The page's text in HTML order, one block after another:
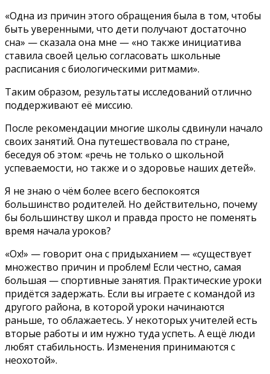
«Одна из причин этого обращения была в том, чтобы
быть уверенными, что дети получают достаточно
сна» — сказала она мне — «но также инициатива
ставила своей целью согласовать школьные
расписания с биологическими ритмами».
Таким образом, результаты исследований отлично
поддерживают её миссию.
После рекомендации многие школы сдвинули начало
своих занятий. Она путешествовала по стране,
беседуя об этом: «речь не только о школьной
успеваемости, но также и о здоровье наших детей».
Я не знаю о чём более всего беспокоятся
большинство родителей. Но действительно, почему
бы большинству школ и правда просто не поменять
время начала уроков?
«Ох!» — говорит она с придыханием — «существует
множество причин и проблем! Если честно, самая
большая — спортивные занятия. Практические уроки
придётся задержать. Если вы играете с командой из
другого района, в которой уроки начинаются
раньше, то облажаетесь. У некоторых учителей есть
вторые работы и им нужно туда успеть. А ещё люди
любят стабильность. Изменения принимаются с
неохотой».